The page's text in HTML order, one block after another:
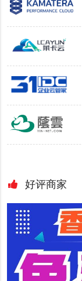
好评商家